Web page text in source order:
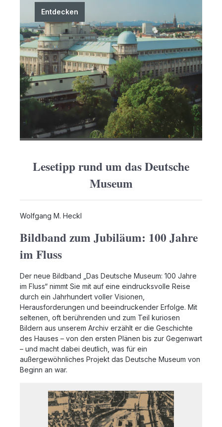
informiert Sie rechtzeitig über den Batteriestand. -
Schnelle Aufladung: In nur 5 Stunden aufgeladen,
sorgt die Lampe für eine beeindruckende
Betriebszeit von 10 bis 120 Stunden. -
Schutzfunktion: Bei Überlastung der Batterie sorgt
die integrierte Schutzfunktion für zusätzliche
Sicherheit. Maße: 13,5 x 25,8 x 7,5 cm – perfekt für
jeden Tisch oder Nachttisch. Die ausführliche
Anleitung macht die Einrichtung kinderleicht. Holen
Sie sich jetzt diese vielseitige Tischleuchte und
setzen Sie stimmungsvolle Akzente in Ihrem
Zuhause!
Entdecken
Lesetipp rund um das Deutsche
Museum
Wolfgang M. Heckl
Bildband zum Jubiläum: 100 Jahre
im Fluss
Der neue Bildband „Das Deutsche Museum: 100 Jahre
im Fluss“ nimmt Sie mit auf eine eindrucksvolle Reise
durch ein Jahrhundert voller Visionen,
Herausforderungen und beeindruckender Erfolge. Mit
seltenen, oft berührenden und zum Teil kuriosen
Bildern aus unserem Archiv erzählt er die Geschichte
des Hauses – von den ersten Plänen bis zur Gegenwart
– und macht dabei deutlich, was für ein
außergewöhnliches Projekt das Deutsche Museum von
Beginn an war.